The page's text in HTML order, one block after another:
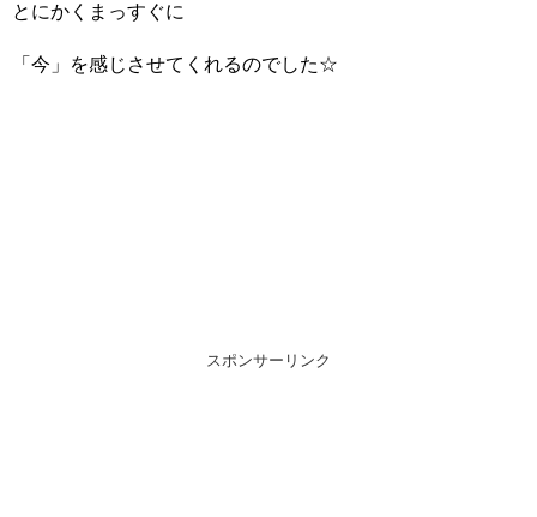
とにかくまっすぐに
「今」を感じさせてくれるのでした☆
スポンサーリンク